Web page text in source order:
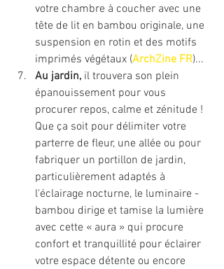
votre chambre à coucher avec une
tête de lit en bambou originale, une
suspension en rotin et des motifs
imprimés végétaux (ArchZine FR)...
Au jardin, il trouvera son plein
épanouissement pour vous
procurer repos, calme et zénitude !
Que ça soit pour délimiter votre
parterre de fleur, une allée ou pour
fabriquer un portillon de jardin,
particulièrement adaptés à
l'éclairage nocturne, le luminaire -
bambou dirige et tamise la lumière
avec cette « aura » qui procure
confort et tranquillité pour éclairer
votre espace détente ou encore